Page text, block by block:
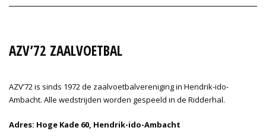
AZV’72 ZAALVOETBAL
AZV’72 is sinds 1972 de zaalvoetbalvereniging in Hendrik-ido-
Ambacht. Alle wedstrijden worden gespeeld in de Ridderhal.
Adres: Hoge Kade 60, Hendrik-ido-Ambacht